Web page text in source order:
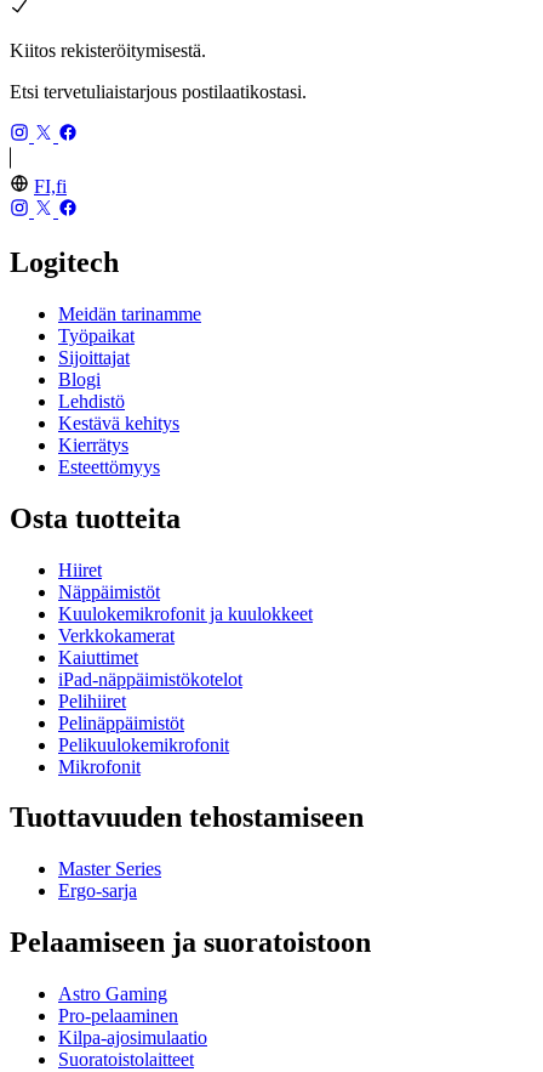
Kiitos rekisteröitymisestä.
Etsi tervetuliaistarjous postilaatikostasi.
FI,fi
Logitech
Meidän tarinamme
Työpaikat
Sijoittajat
Blogi
Lehdistö
Kestävä kehitys
Kierrätys
Esteettömyys
Osta tuotteita
Hiiret
Näppäimistöt
Kuulokemikrofonit ja kuulokkeet
Verkkokamerat
Kaiuttimet
iPad-näppäimistökotelot
Pelihiiret
Pelinäppäimistöt
Pelikuulokemikrofonit
Mikrofonit
Tuottavuuden tehostamiseen
Master Series
Ergo-sarja
Pelaamiseen ja suoratoistoon
Astro Gaming
Pro-pelaaminen
Kilpa-ajosimulaatio
Suoratoistolaitteet